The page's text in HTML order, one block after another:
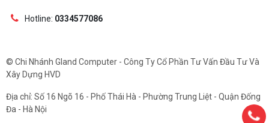
Hotline: 0334577086
© Chi Nhánh Gland Computer - Công Ty Cổ Phần Tư Vấn Đầu Tư Và
Xây Dựng HVD
Địa chỉ: Số 16 Ngõ 16 - Phố Thái Hà - Phường Trung Liệt - Quận Đống
Đa - Hà Nội